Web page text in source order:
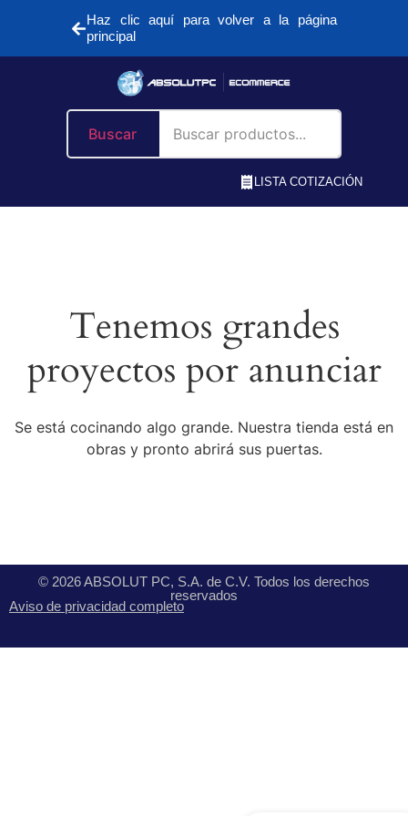
Haz clic aquí para volver a la página
principal
Buscar
LISTA COTIZACIÓN
Tenemos grandes
proyectos por anunciar
Se está cocinando algo grande. Nuestra tienda está en
obras y pronto abrirá sus puertas.
© 2026 ABSOLUT PC, S.A. de C.V. Todos los derechos
reservados
Aviso de privacidad completo